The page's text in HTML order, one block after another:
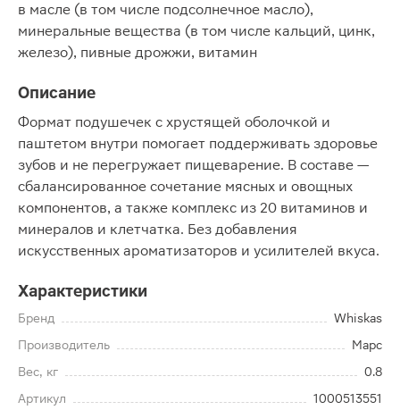
в масле (в том числе подсолнечное масло),
минеральные вещества (в том числе кальций, цинк,
железо), пивные дрожжи, витамин
Описание
Формат подушечек с хрустящей оболочкой и
паштетом внутри помогает поддерживать здоровье
зубов и не перегружает пищеварение. В составе —
сбалансированное сочетание мясных и овощных
компонентов, а также комплекс из 20 витаминов и
минералов и клетчатка. Без добавления
искусственных ароматизаторов и усилителей вкуса.
Характеристики
Бренд
Whiskas
Производитель
Марс
Вес, кг
0.8
Артикул
1000513551